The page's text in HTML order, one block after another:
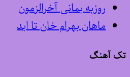
روزبه بمانی آخرالزمون
ماهان بهرام خان تا ابد
تک آهنگ